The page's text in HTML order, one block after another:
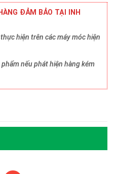
ĐẢM BẢO TẠI INH
hiện trên các máy móc hiện
nếu phát hiện hàng kém